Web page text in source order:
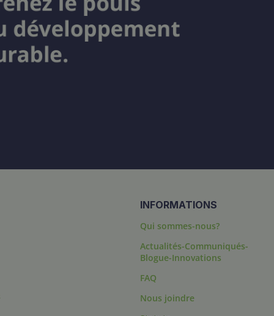
INFORMATIONS
Qui sommes-nous?
Actualités-Communiqués-
Blogue-Innovations
FAQ
Nous joindre